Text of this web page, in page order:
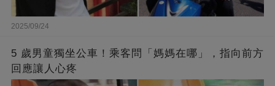
2025/09/24
5 歲男童獨坐公車！乘客問「媽媽在哪」，指向前方
回應讓人心疼